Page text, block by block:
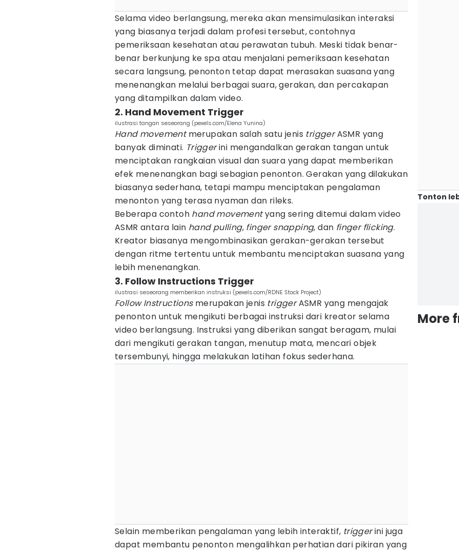
Selama video berlangsung, mereka akan mensimulasikan interaksi
yang biasanya terjadi dalam profesi tersebut, contohnya
pemeriksaan kesehatan atau perawatan tubuh. Meski tidak benar-
benar berkunjung ke spa atau menjalani pemeriksaan kesehatan
secara langsung, penonton tetap dapat merasakan suasana yang
menenangkan melalui berbagai suara, gerakan, dan percakapan
yang ditampilkan dalam video.
2. Hand Movement Trigger
ilustrasi tangan seseorang (pexels.com/Elena Yunina)
Hand movementmerupakan salah satu jenis triggerASMR yang
banyak diminati. Triggerini mengandalkan gerakan tangan untuk
menciptakan rangkaian visual dan suara yang dapat memberikan
efek menenangkan bagi sebagian penonton. Gerakan yang dilakukan
biasanya sederhana, tetapi mampu menciptakan pengalaman
menonton yang terasa nyaman dan rileks.
Beberapa contoh hand movementyang sering ditemui dalam video
ASMR antara lain hand pulling, finger snapping, dan finger flicking.
Kreator biasanya mengombinasikan gerakan-gerakan tersebut
dengan ritme tertentu untuk membantu menciptakan suasana yang
lebih menenangkan.
3. Follow Instructions Trigger
ilustrasi seseorang memberikan instruksi (pexels.com/RDNE Stock Project)
Follow Instructionsmerupakan jenis triggerASMR yang mengajak
penonton untuk mengikuti berbagai instruksi dari kreator selama
video berlangsung. Instruksi yang diberikan sangat beragam, mulai
dari mengikuti gerakan tangan, menutup mata, mencari objek
tersembunyi, hingga melakukan latihan fokus sederhana.
Selain memberikan pengalaman yang lebih interaktif, triggerini juga
dapat membantu penonton mengalihkan perhatian dari pikiran yang
Tonton
More